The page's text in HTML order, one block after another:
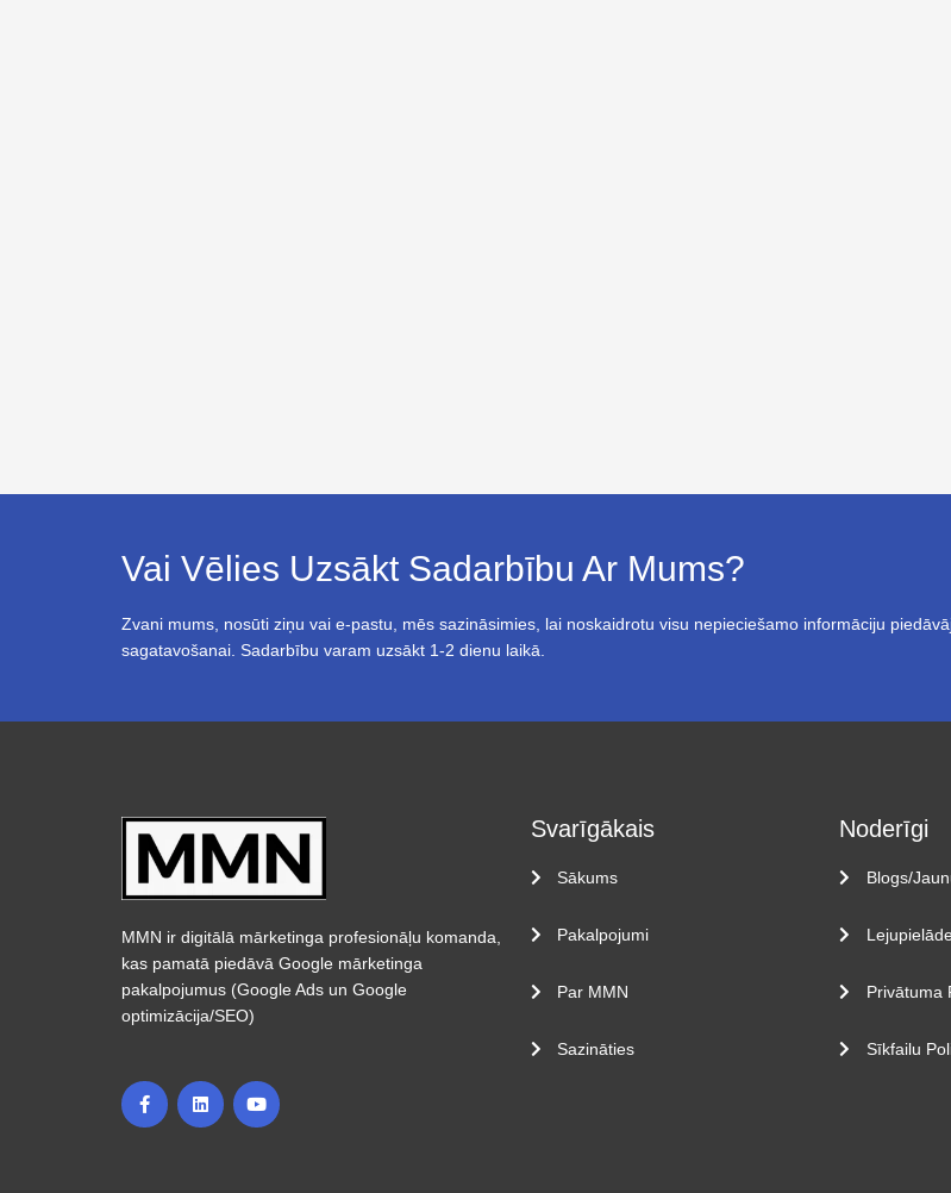
Vai Vēlies Uzsākt Sadarbību Ar Mums?
Zvani mums, nosūti ziņu vai e-pastu, mēs sazināsimies, lai noskaidrotu visu nepieciešamo informāciju
sagatavošanai. Sadarbību varam uzsākt 1-2 dienu laikā.
MMN ir digitālā mārketinga profesionāļu komanda,
kas pamatā piedāvā Google mārketinga
pakalpojumus (Google Ads un Google
optimizācija/SEO)
Svarīgākais
Sākums
Pakalpojumi
Par MMN
Sazināties
Noderīgi
Blogs/
Privātuma
Sīkfailu